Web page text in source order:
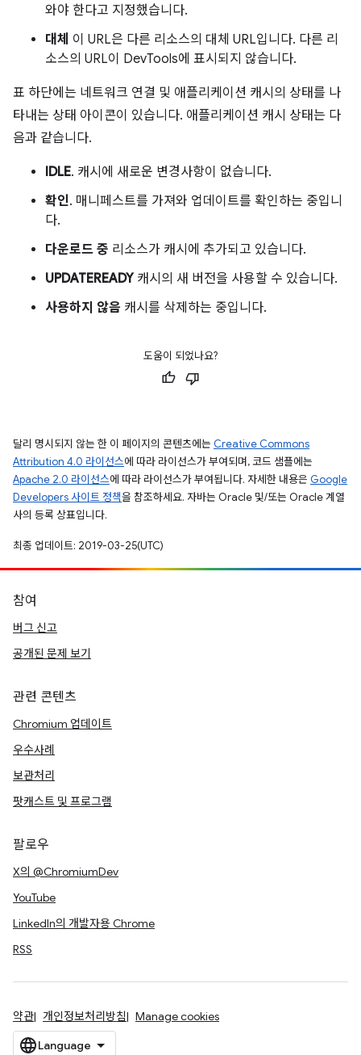
와야 한다고 지정했습니다.
대체 이 URL은 다른 리소스의 대체 URL입니다. 다른 리
소스의 URL이 DevTools에 표시되지 않습니다.
표 하단에는 네트워크 연결 및 애플리케이션 캐시의 상태를 나
타내는 상태 아이콘이 있습니다. 애플리케이션 캐시 상태는 다
음과 같습니다.
IDLE. 캐시에 새로운 변경사항이 없습니다.
확인. 매니페스트를 가져와 업데이트를 확인하는 중입니
다.
다운로드 중 리소스가 캐시에 추가되고 있습니다.
UPDATEREADY캐시의 새 버전을 사용할 수 있습니다.
사용하지 않음 캐시를 삭제하는 중입니다.
도움이 되었나요?
달리 명시되지 않는 한 이 페이지의 콘텐츠에는 Creative Commons
Attribution 4.0 라이선스에 따라 라이선스가 부여되며, 코드 샘플에는
Apache 2.0 라이선스에 따라 라이선스가 부여됩니다. 자세한 내용은 Google
Developers 사이트 정책을 참조하세요. 자바는 Oracle 및/또는 Oracle 계열
사의 등록 상표입니다.
최종 업데이트: 2019-03-25(UTC)
참여
버그 신고
공개된 문제 보기
관련 콘텐츠
Chromium 업데이트
우수사례
보관처리
팟캐스트 및 프로그램
팔로우
X의 @ChromiumDev
YouTube
LinkedIn의 개발자용 Chrome
RSS
약관 개인정보처리방침 Manage cookies